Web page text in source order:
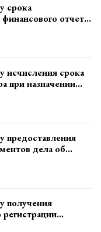
срока
отчета
срока
при назначении
отличного от
дела об
для
получения
регистрации
представителя